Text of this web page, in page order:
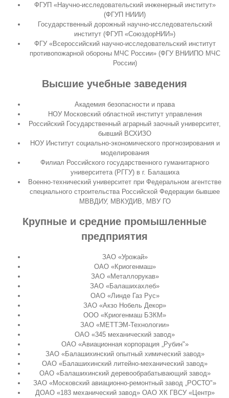
ФГУП «Научно-исследовательский инженерный институт»
(ФГУП НИИИ)
Государственный дорожный научно-исследовательский
институт (ФГУП «СоюздорНИИ»)
ФГУ «Всероссийский научно-исследовательский институт
противопожарной обороны МЧС России» (ФГУ ВНИИПО МЧС
России)
Высшие учебные заведения
Академия безопасности и права
НОУ Московский областной институт управления
Российский Государственный аграрный заочный университет,
бывший ВСХИЗО
НОУ Институт социально-экономического прогнозирования и
моделирования
Филиал Российского государственного гуманитарного
университета (РГГУ) в г. Балашиха
Военно-технический университет при Федеральном агентстве
специального строительства Российской Федерации бывшее
МВВДИУ, МВКУДИВ, МВУ ГО
Крупные и средние промышленные
предприятия
ЗАО «Урожай»
ОАО «Криогенмаш»
ЗАО «Металлорукав»
ЗАО «Балашихахлеб»
ОАО «Линде Газ Рус»
ЗАО «Акзо Нобель Декор»
ООО «Криогенмаш БЗКМ»
ЗАО «МЕТТЭМ-Технологии»
ОАО «345 механический завод»
ОАО «Авиационная корпорация „Рубин"»
ЗАО «Балашихинский опытный химический завод»
ОАО «Балашихинский литейно-механический завод»
ОАО «Балашихинский деревообрабатывающий завод»
ЗАО «Московский авиационно-ремонтный завод „РОСТО"»
ДОАО «183 механический завод» ОАО ХК ГВСУ «Центр»